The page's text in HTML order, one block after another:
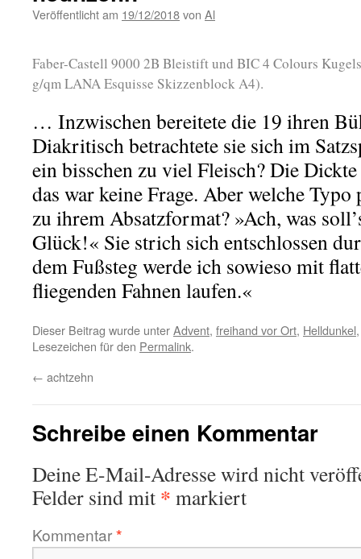
Veröffentlicht am 19/12/2018von Al
Faber-Castell 9000 2B Bleistift und BIC 4 Colours
g/qm LANA Esquisse Skizzenblock A4).
… Inzwischen bereitete die 19 ihren
Diakritisch betrachtete sie sich im
ein bisschen zu viel Fleisch? Die
das war keine Frage. Aber welche Typo
zu ihrem Absatzformat? »Ach, was
Glück!« Sie strich sich entschlossen
dem Fußsteg werde ich sowieso mit
fliegenden Fahnen laufen.«
Dieser Beitrag wurde unterAdvent, freihand vor Ort, Helldunkel
Lesezeichen für den Permalink.
← achtzehn
Schreibe einen Kommentar
Deine E-Mail-Adresse wird nicht
Felder sind mit * markiert
Kommentar*